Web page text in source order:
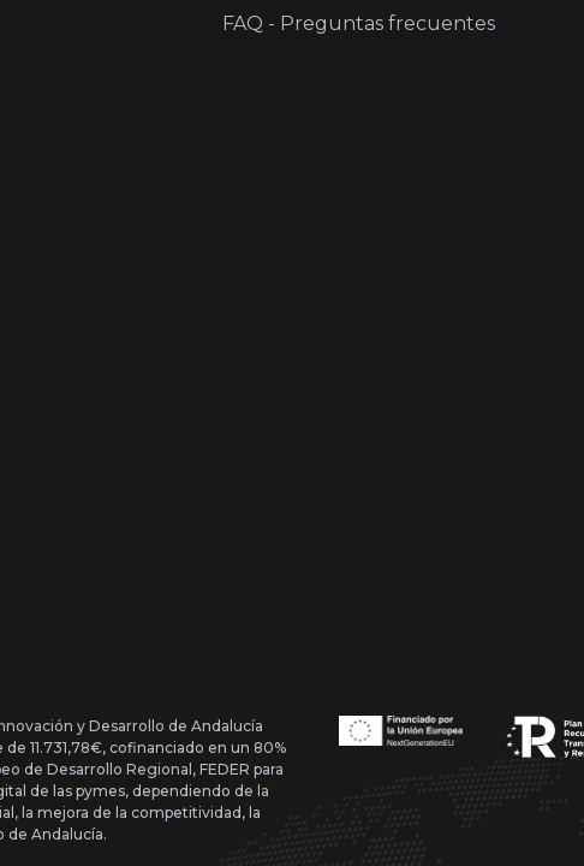
FAQ - Preguntas frecuentes
y Desarrollo de Andalucía
11.731,78€, cofinanciado en un 80%
de Desarrollo Regional, FEDER para
de las pymes, dependiendo de la
la mejora de la competitividad, la
de Andalucía.